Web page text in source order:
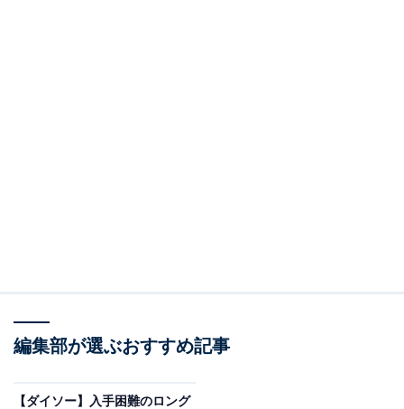
注目すべきは、全てが税込550円という価格。シリーズ
全アイテムでもそろえやすい価格帯です。低価格だから
においては、税込550円で450mLというビッグサイズで
編集部が選ぶおすすめ記事
【ダイソー】入手困難のロング